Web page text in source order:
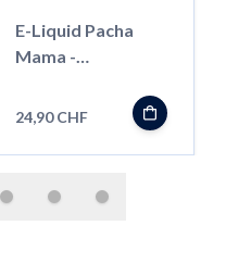
E-Liquid Pacha
Mama -
Cheesecake -
24,90 CHF